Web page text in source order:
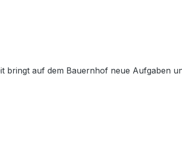
bringt auf dem Bauernhof neue Aufgaben